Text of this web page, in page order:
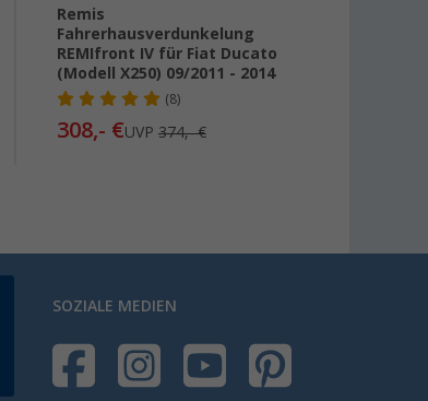
Remis
Fahrerhausverdunkelung
REMIfront IV für Fiat Ducato
(Modell X250) 09/2011 - 2014
(8)
308,- €UVP 374,- €
SOZIALE MEDIEN